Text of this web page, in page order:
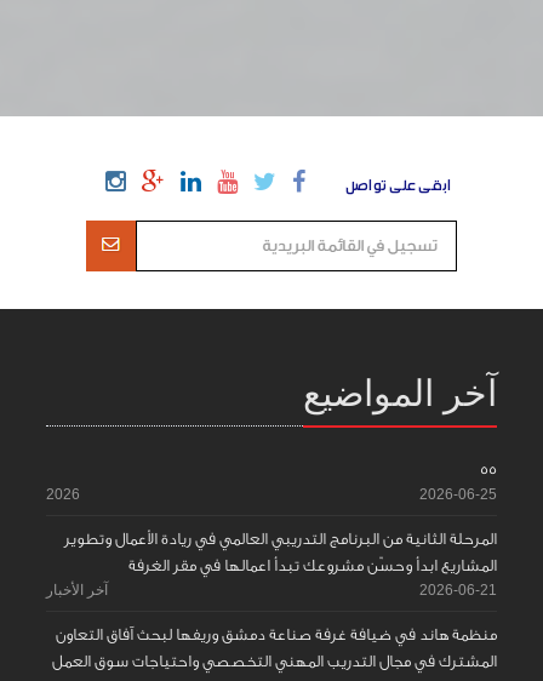
ابقى على تواصل
آخر المواضيع
55
2026-06-25
2026
المرحلة الثانية من البرنامج التدريبي العالمي في ريادة الأعمال وتطوير
المشاريع ابدأ وحسّن مشروعك تبدأ اعمالها في مقر الغرفة
2026-06-21 آخر الأخبار
منظمة هاند في ضيافة غرفة صناعة دمشق وريفها لبحث آفاق التعاون
المشترك في مجال التدريب المهني التخصصي واحتياجات سوق العمل